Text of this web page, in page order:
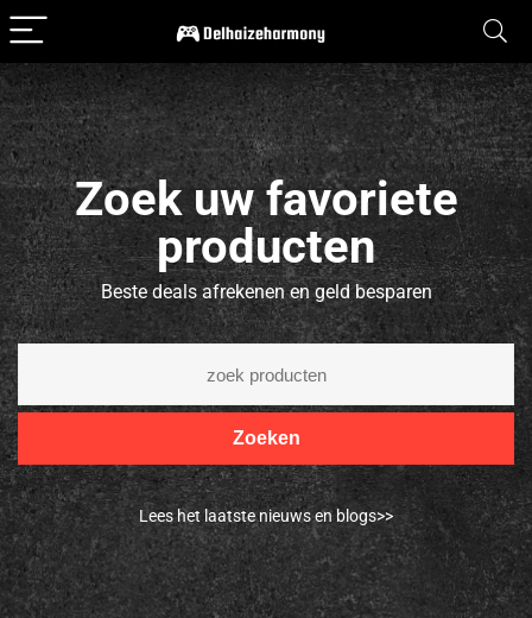
Zoek uw favoriete
producten
Beste deals afrekenen en geld besparen
Zoeken
Lees het laatste nieuws en blogs>>